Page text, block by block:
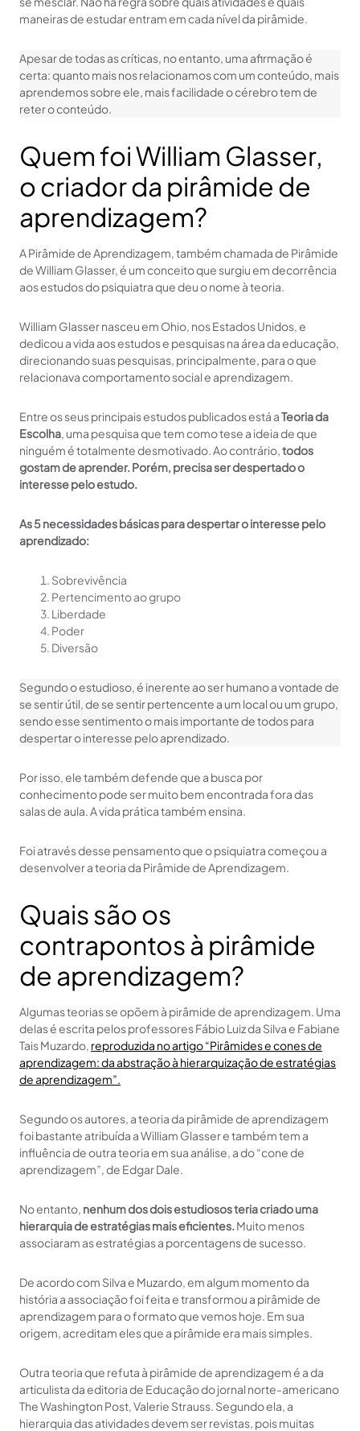
maneiras de estudar entram em cada nível da pirâmide.
Apesar de todas as críticas, no entanto, uma afirmação é
certa: quanto mais nos relacionamos com um conteúdo, mais
aprendemos sobre ele, mais facilidade o cérebro tem de
reter o conteúdo.
Quem foi William Glasser,
o criador da pirâmide de
aprendizagem?
A Pirâmide de Aprendizagem, também chamada de Pirâmide
de William Glasser, é um conceito que surgiu em decorrência
aos estudos do psiquiatra que deu o nome à teoria.
William Glasser nasceu em Ohio, nos Estados Unidos, e
dedicou a vida aos estudos e pesquisas na área da educação,
direcionando suas pesquisas, principalmente, para o que
relacionava comportamento social e aprendizagem.
Entre os seus principais estudos publicados está aTeoria da
Escolha, uma pesquisa que tem como tese a ideia de que
ninguém é totalmente desmotivado. Ao contrário,todos
gostam de aprender. Porém, precisa ser despertado o
interesse pelo estudo.
As 5 necessidades básicas para despertar o interesse pelo
aprendizado:
Sobrevivência
Pertencimento ao grupo
Liberdade
Poder
Diversão
Segundo o estudioso, é inerente ao ser humano a vontade de
se sentir útil, de se sentir pertencente a um local ou um grupo,
sendo esse sentimento o mais importante de todos para
despertar o interesse pelo aprendizado.
Por isso, ele também defende que a busca por
conhecimento pode ser muito bem encontrada fora das
salas de aula. A vida prática também ensina.
Foi através desse pensamento que o psiquiatra começou a
desenvolver a teoria da Pirâmide de Aprendizagem.
Quais são os
contrapontos à pirâmide
de aprendizagem?
Algumas teorias se opõem à pirâmide de aprendizagem. Uma
delas é escrita pelos professores Fábio Luiz da Silva e Fabiane
Tais Muzardo, reproduzida no artigo “Pirâmides e cones de
aprendizagem: da abstração à hierarquização de estratégias
de aprendizagem”.
Segundo os autores, a teoria da pirâmide de aprendizagem
foi bastante atribuída a William Glasser e também tem a
influência de outra teoria em sua análise, a do “cone de
aprendizagem”, de Edgar Dale.
No entanto, nenhum dos dois estudiosos teria criado uma
hierarquia de estratégias mais eficientes. Muito menos
associaram as estratégias a porcentagens de sucesso.
De acordo com Silva e Muzardo, em algum momento da
história a associação foi feita e transformou a pirâmide de
aprendizagem para o formato que vemos hoje. Em sua
origem, acreditam eles que a pirâmide era mais simples.
Outra teoria que refuta à pirâmide de aprendizagem é a da
articulista da editoria de Educação do jornal norte-americano
The Washington Post, Valerie Strauss. Segundo ela, a
hierarquia das atividades devem ser revistas, pois muitas